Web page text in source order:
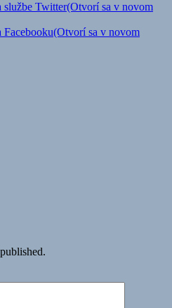
Twitter(Otvorí sa v novom
sa v novom